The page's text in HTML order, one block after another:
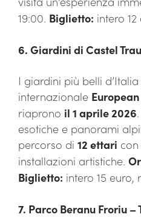
19:00. Biglietto: intero
6. Giardini di Castel
I giardini più belli
internazionale
riaprono il 1 aprile 2026
esotiche e panorami
percorso di 12 ettari
installazioni artistiche.
Biglietto: intero 15 euro,
7. Parco Beranu Froriu